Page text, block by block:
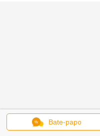
Bate-papo